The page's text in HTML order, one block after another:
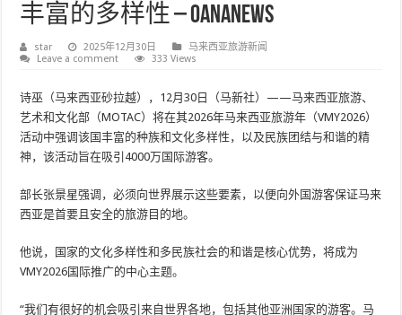
丰富的多样性 – OANANews
star 2025年12月30日
马来西亚旅游新闻
Leave a comment
333 Views
诗巫（马来西亚砂拉越），12月30日（马新社）——马来西亚旅游、
艺术和文化部（MOTAC）将在其2026年马来西亚旅游年（VMY2026）
活动中强调该国丰富的种族和文化多样性，以及民族团结与和谐的精
神，该活动旨在吸引4000万国际游客。
部长张景星强调，必须向世界展示这些要素，以便向外国游客保证马来
西亚是首要且安全的旅游目的地。
他说，国家的文化多样性和多民族社会的和谐是核心优势，将成为
VMY2026国际推广的中心主题。
“我们有很好的机会吸引来自世界各地，包括其他亚洲国家的游客。马